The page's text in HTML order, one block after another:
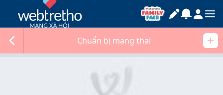
Chuẩn bị mang thai